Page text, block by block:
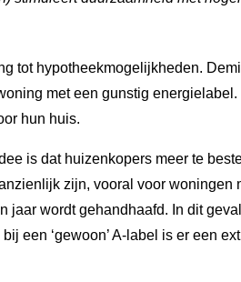
tot hypotheekmogelijkheden.
met een gunstig
hun huis.
is dat huizenkopers meer te
zijn, vooral voor woningen
wordt gehandhaafd. In dit
een ‘gewoon’ A-label is er een